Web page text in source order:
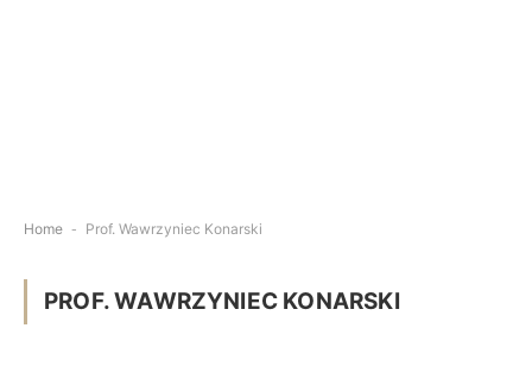
Home - Prof. Wawrzyniec Konarski
PROF. WAWRZYNIEC KONARSKI